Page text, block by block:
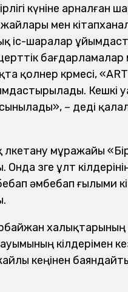
күніне арналған
мен
іс-шаралар
бағдарламалар
қолөнер көрмесі,
Кешкі
– деді
өлкетану мұражайы
өзге ұлт
әмбебап ғылыми
өкілдерімен
жайлы кеңінен